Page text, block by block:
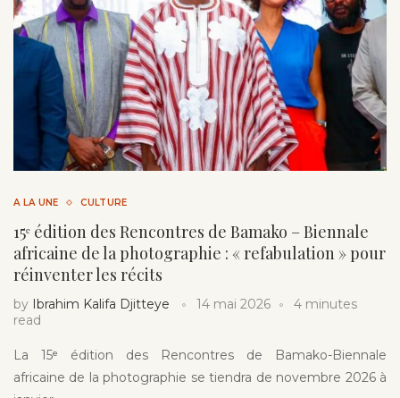
A LA UNE CULTURE
15ᵉ édition des Rencontres de Bamako – Biennale
africaine de la photographie : « refabulation » pour
réinventer les récits
by Ibrahim Kalifa Djitteye 14 mai 2026
4 minutes
read
La 15ᵉ édition des Rencontres de Bamako-Biennale
africaine de la photographie se tiendra de novembre 2026 à